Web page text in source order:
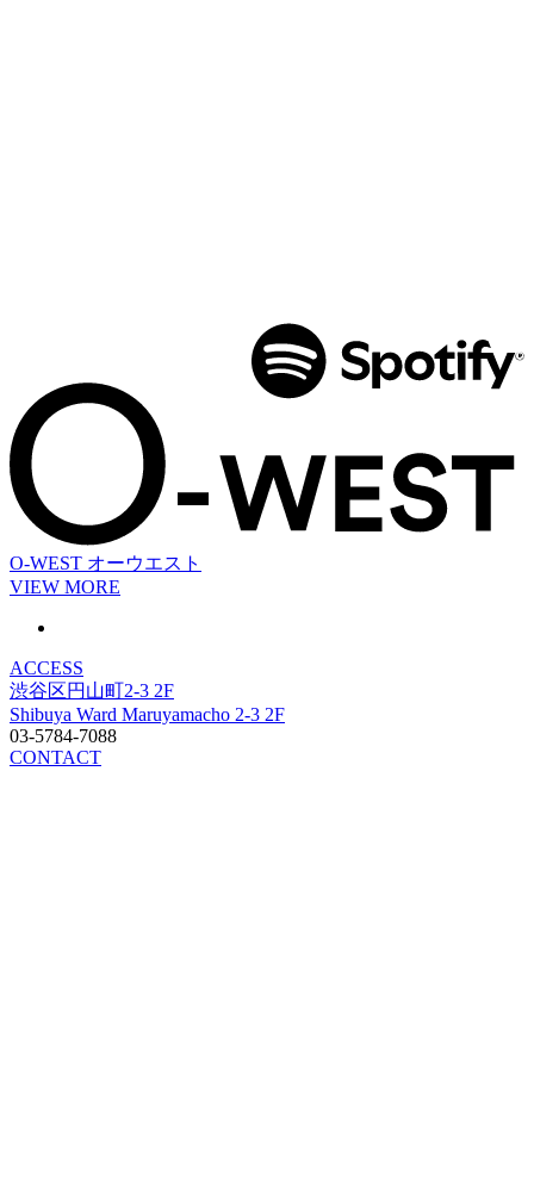
O-WEST オーウエスト
VIEW MORE
ACCESS
渋谷区円山町2-3 2F
Shibuya Ward Maruyamacho 2-3 2F
03-5784-7088
CONTACT